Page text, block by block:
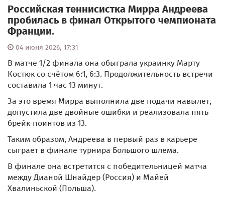
Российская теннисистка Мирра Андреева
пробилась в финал Открытого чемпионата
Франции.
04 июня 2026, 17:31
В матче 1/2 финала она обыграла украинку Марту
Костюк со счётом 6:1, 6:3. Продолжительность встречи
составила 1 час 13 минут.
За это время Мирра выполнила две подачи навылет,
допустила две двойные ошибки и реализовала пять
брейк-поинтов из 13.
Таким образом, Андреева в первый раз в карьере
сыграет в финале турнира Большого шлема.
В финале она встретится с победительницей матча
между Дианой Шнайдер (Россия) и Майей
Хвалиньской (Польша).